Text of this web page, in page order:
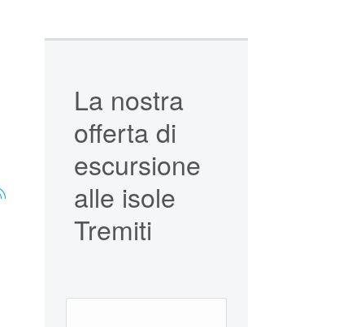
La nostra
offerta di
escursione
alle isole
Tremiti